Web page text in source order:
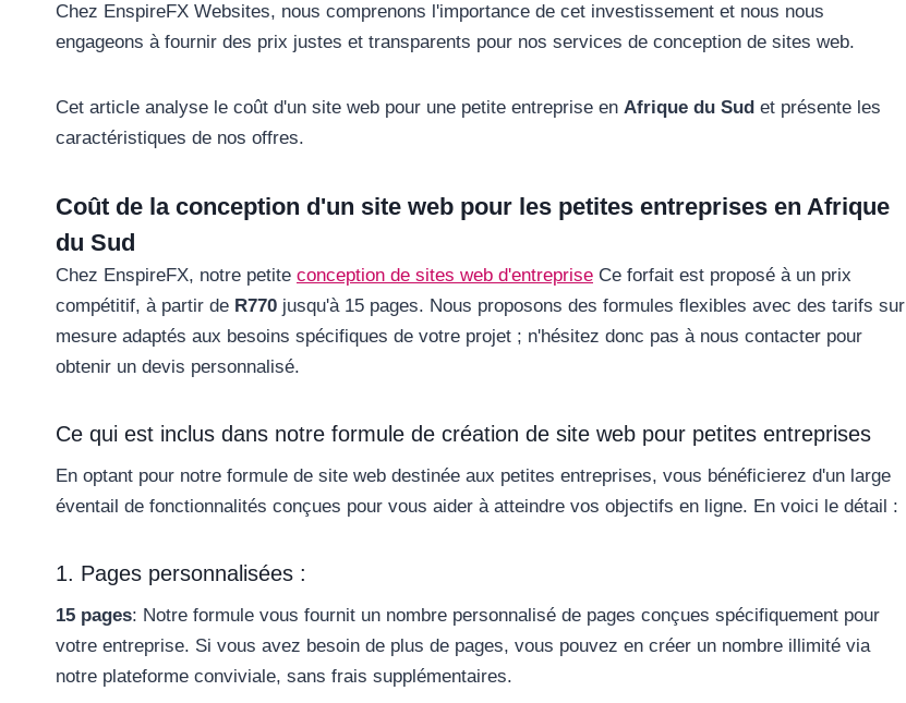
Chez EnspireFX Websites, nous comprenons l'importance de cet investissement et nous nous
engageons à fournir des prix justes et transparents pour nos services de conception de sites web.
Cet article analyse le coût d'un site web pour une petite entreprise en Afrique du Sud et présente les
caractéristiques de nos offres.
Coût de la conception d'un site web pour les petites entreprises en Afrique
du Sud
Chez EnspireFX, notre petite conception de sites web d'entreprise Ce forfait est proposé à un prix
compétitif, à partir de R770 jusqu'à 15 pages. Nous proposons des formules flexibles avec des tarifs sur
mesure adaptés aux besoins spécifiques de votre projet ; n'hésitez donc pas à nous contacter pour
obtenir un devis personnalisé.
Ce qui est inclus dans notre formule de création de site web pour petites entreprises
En optant pour notre formule de site web destinée aux petites entreprises, vous bénéficierez d'un large
éventail de fonctionnalités conçues pour vous aider à atteindre vos objectifs en ligne. En voici le détail :
1. Pages personnalisées :
15 pages: Notre formule vous fournit un nombre personnalisé de pages conçues spécifiquement pour
votre entreprise. Si vous avez besoin de plus de pages, vous pouvez en créer un nombre illimité via
notre plateforme conviviale, sans frais supplémentaires.